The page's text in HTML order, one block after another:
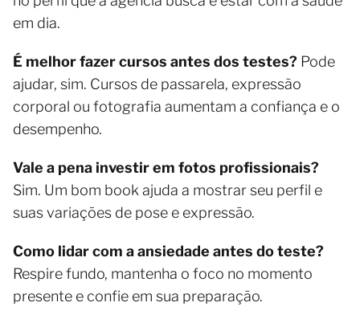
em dia.
É melhor fazer cursos antes dos testes? Pode
ajudar, sim. Cursos de passarela, expressão
corporal ou fotografia aumentam a confiança e o
desempenho.
Vale a pena investir em fotos profissionais?
Sim. Um bom book ajuda a mostrar seu perfil e
suas variações de pose e expressão.
Como lidar com a ansiedade antes do teste?
Respire fundo, mantenha o foco no momento
presente e confie em sua preparação.